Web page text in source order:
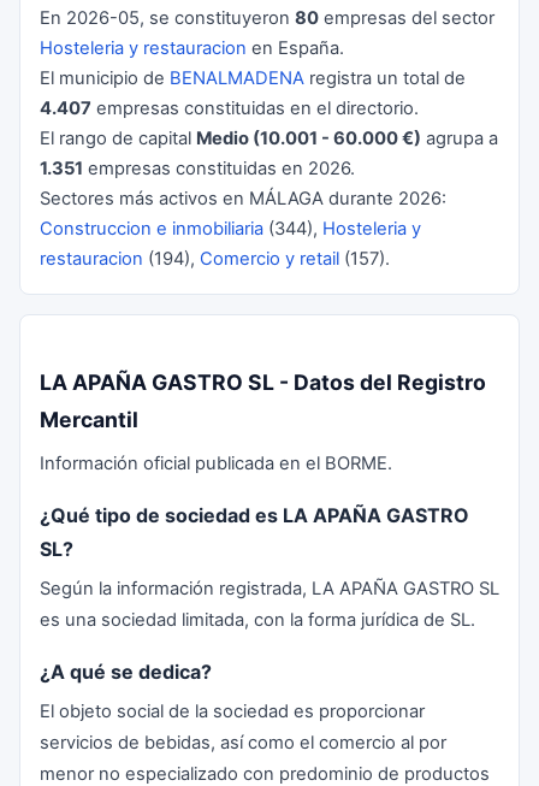
En 2026-05, se constituyeron 80 empresas del sector
Hosteleria y restauracion en España.
El municipio de BENALMADENA registra un total de
4.407 empresas constituidas en el directorio.
El rango de capital Medio (10.001 - 60.000 €) agrupa a
1.351 empresas constituidas en 2026.
Sectores más activos en MÁLAGA durante 2026:
Construccion e inmobiliaria (344), Hosteleria y
restauracion (194), Comercio y retail (157).
LA APAÑA GASTRO SL - Datos del Registro
Mercantil
Información oficial publicada en el BORME.
¿Qué tipo de sociedad es LA APAÑA GASTRO
SL?
Según la información registrada, LA APAÑA GASTRO SL
es una sociedad limitada, con la forma jurídica de SL.
¿A qué se dedica?
El objeto social de la sociedad es proporcionar
servicios de bebidas, así como el comercio al por
menor no especializado con predominio de productos